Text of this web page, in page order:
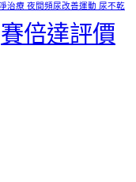
治療 夜間頻尿改善運動 尿不乾
賽倍達評價